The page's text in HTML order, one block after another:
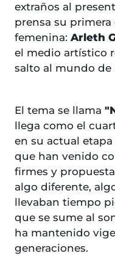
extraños al
prensa su
femenina: Arleth
el medio artístico
salto al mundo de
El tema se llama
llega como el
en su actual
que han venido
firmes y
algo diferente,
llevaban tiempo
que se sume al
ha mantenido
generaciones.